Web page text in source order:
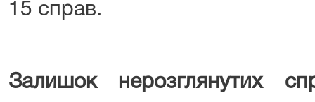
15 справ.
Залишок нерозглянутих